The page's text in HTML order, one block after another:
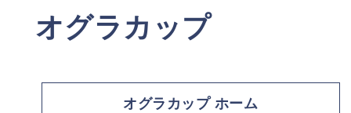
オグラカップ
オグラカップ ホーム